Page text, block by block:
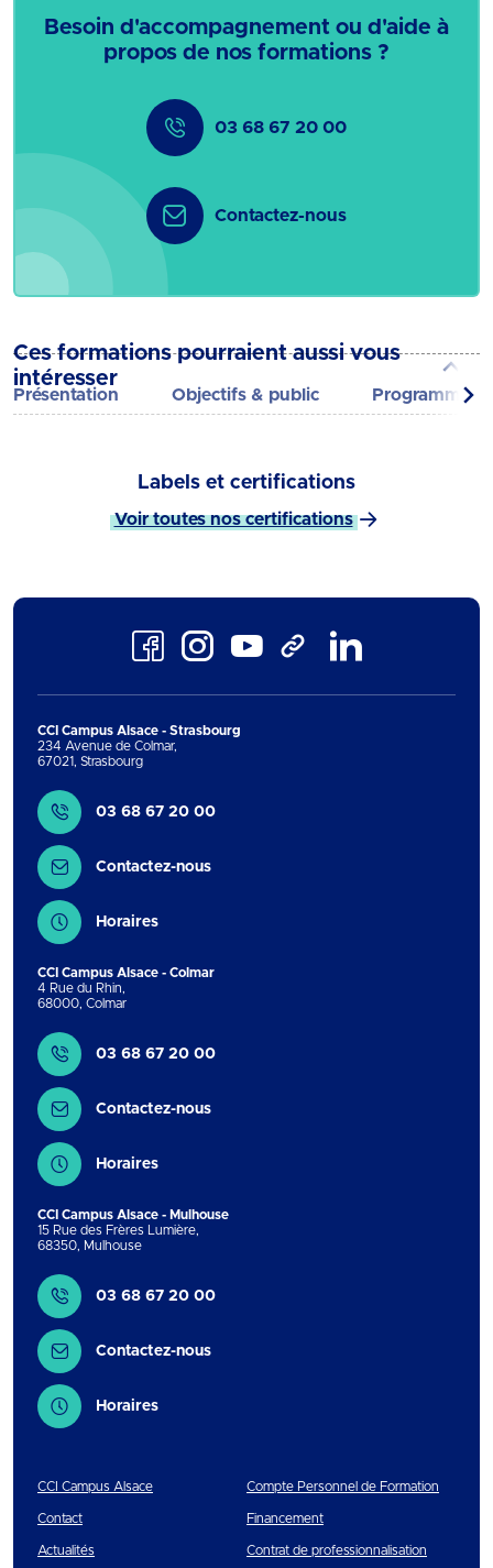
Présentation Objectifs & public Programme
Besoin d'accompagnement ou d'aide à
propos de nos formations ?
03 68 67 20 00
Contactez-nous
Ces formations pourraient aussi vous
intéresser
Labels et certifications
Voir toutes nos certifications
FacebookInstagramYoutube TikTok
CCI Campus Alsace - Strasbourg
234 Avenue de Colmar,
67021, Strasbourg
Contact
03 68 67 20 00
Contactez-nous
Horaires
CCI Campus Alsace - Colmar
4 Rue du Rhin,
68000, Colmar
Contact
03 68 67 20 00
Contactez-nous
Horaires
CCI Campus Alsace - Mulhouse
15 Rue des Frères Lumière,
68350, Mulhouse
Contact
03 68 67 20 00
Contactez-nous
Horaires
CCI Campus Alsace
Contact
Actualités
Compte Personnel de Formation
Financement
Contrat de professionnalisation